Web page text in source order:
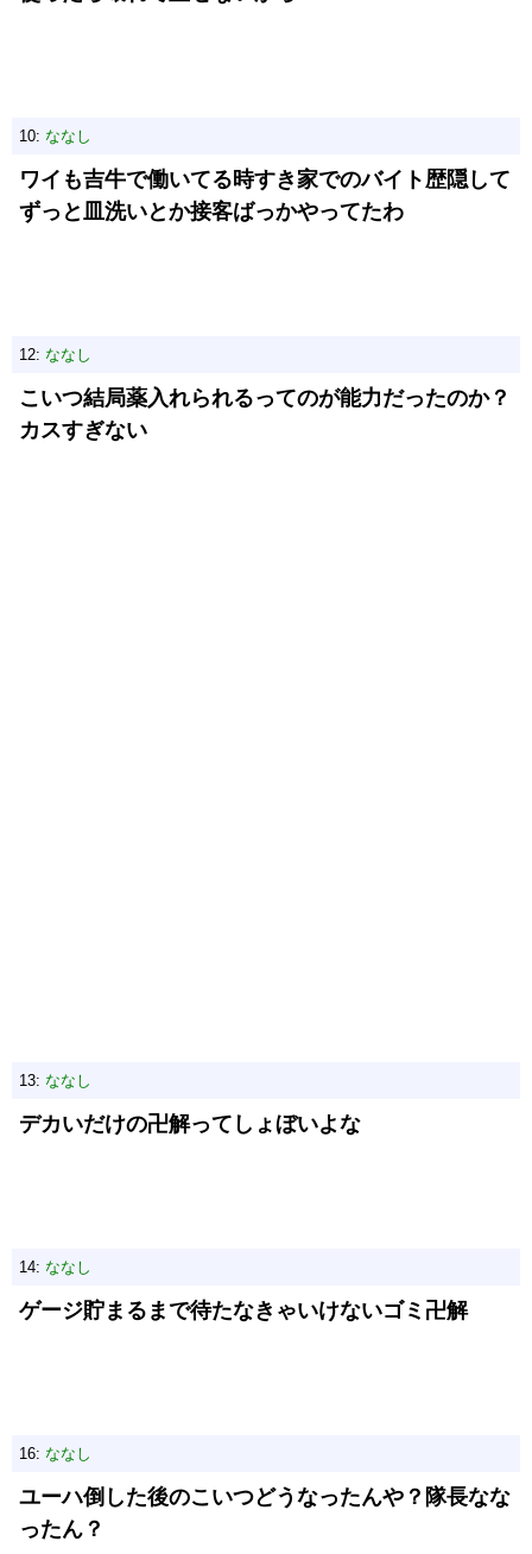
10: ななし
ワイも吉牛で働いてる時すき家でのバイト歴隠して
ずっと皿洗いとか接客ばっかやってたわ
12: ななし
こいつ結局薬入れられるってのが能力だったのか？
カスすぎない
13: ななし
デカいだけの卍解ってしょぼいよな
14: ななし
ゲージ貯まるまで待たなきゃいけないゴミ卍解
16: ななし
ユーハ倒した後のこいつどうなったんや？隊長なな
ったん？